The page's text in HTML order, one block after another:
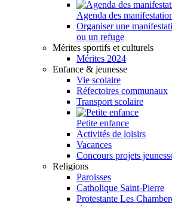
Agenda des
Organiser une
ou un refuge
Mérites sportifs et culturels
Mérites 2024
Enfance & jeunesse
Vie scolaire
Réfectoires communaux
Transport scolaire
Petite enfance
Activités de loisirs
Vacances
Concours projets
Religions
Paroisses
Catholique Saint-Pierre
Protestante Les